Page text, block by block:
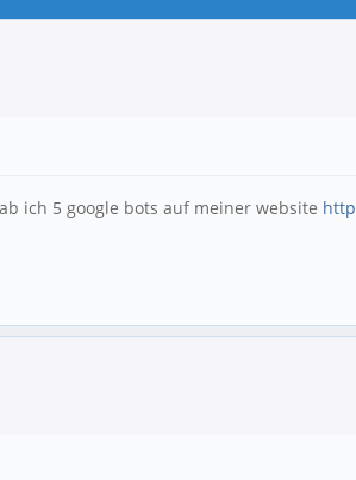
ich 5 google bots auf meiner website